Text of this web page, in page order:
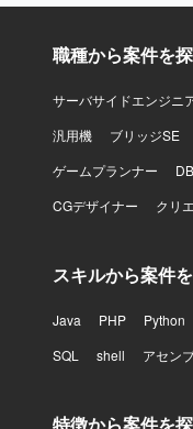
職種から案件を
サーバサイドエンジニ
汎用機
ブリッジSE
ゲームプランナー
CGデザイナー
クリ
スキルから案件
Java PHP Python
SQL
shell アセン